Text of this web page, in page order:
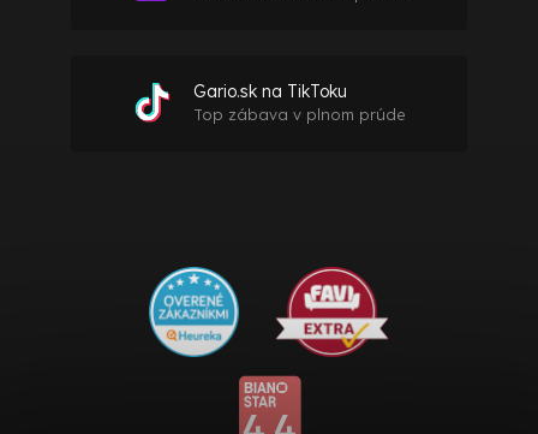
Gario.sk na TikToku
Top zábava v plnom prúde